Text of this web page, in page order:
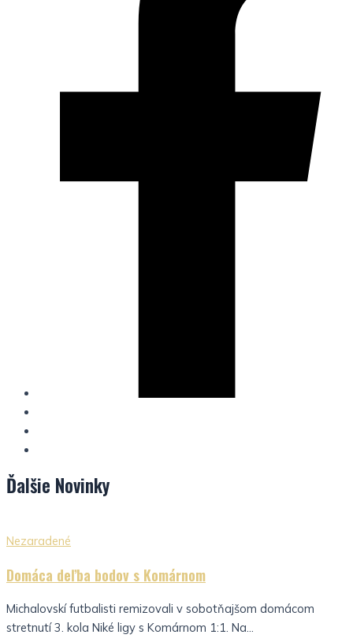
Ďalšie Novinky
Nezaradené
Domáca deľba bodov s Komárnom
Michalovskí futbalisti remizovali v sobotňajšom domácom
stretnutí 3. kola Niké ligy s Komárnom 1:1. Na...